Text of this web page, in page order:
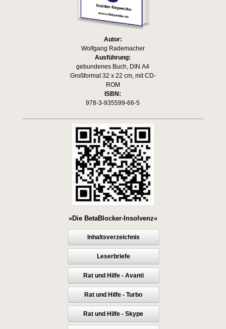
Autor:
Wolfgang Rademacher
Ausführung:
gebundenes Buch, DIN A4
Großformat 32 x 22 cm, mit CD-
ROM
ISBN:
978-3-935599-66-5
»Die BetaBlocker-Insolvenz«
Inhaltsverzeichnis
Leserbriefe
Rat und Hilfe - Avanti
Rat und Hilfe - Turbo
Rat und Hilfe - Skype